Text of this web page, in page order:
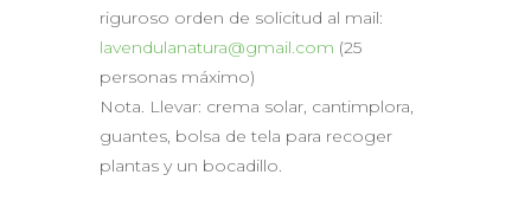
riguroso orden de solicitud al mail:
lavendulanatura@gmail.com (25
personas máximo)
Nota. Llevar: crema solar, cantimplora,
guantes, bolsa de tela para recoger
plantas y un bocadillo.